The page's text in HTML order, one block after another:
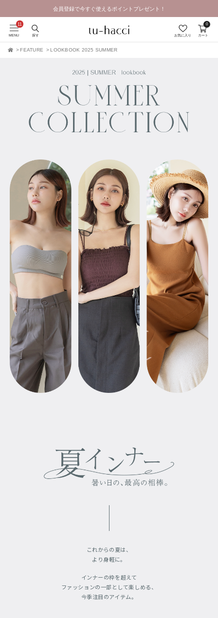
会員登録で今すぐ使えるポイントプレゼント！
MENU 探す お気に入り カート
0
FEATURE LOOKBOOK 2025 SUMMER
これからの夏は、
より身軽に。
インナーの枠を超えて
ファッションの一部として楽しめる、
今季注目のアイテム。